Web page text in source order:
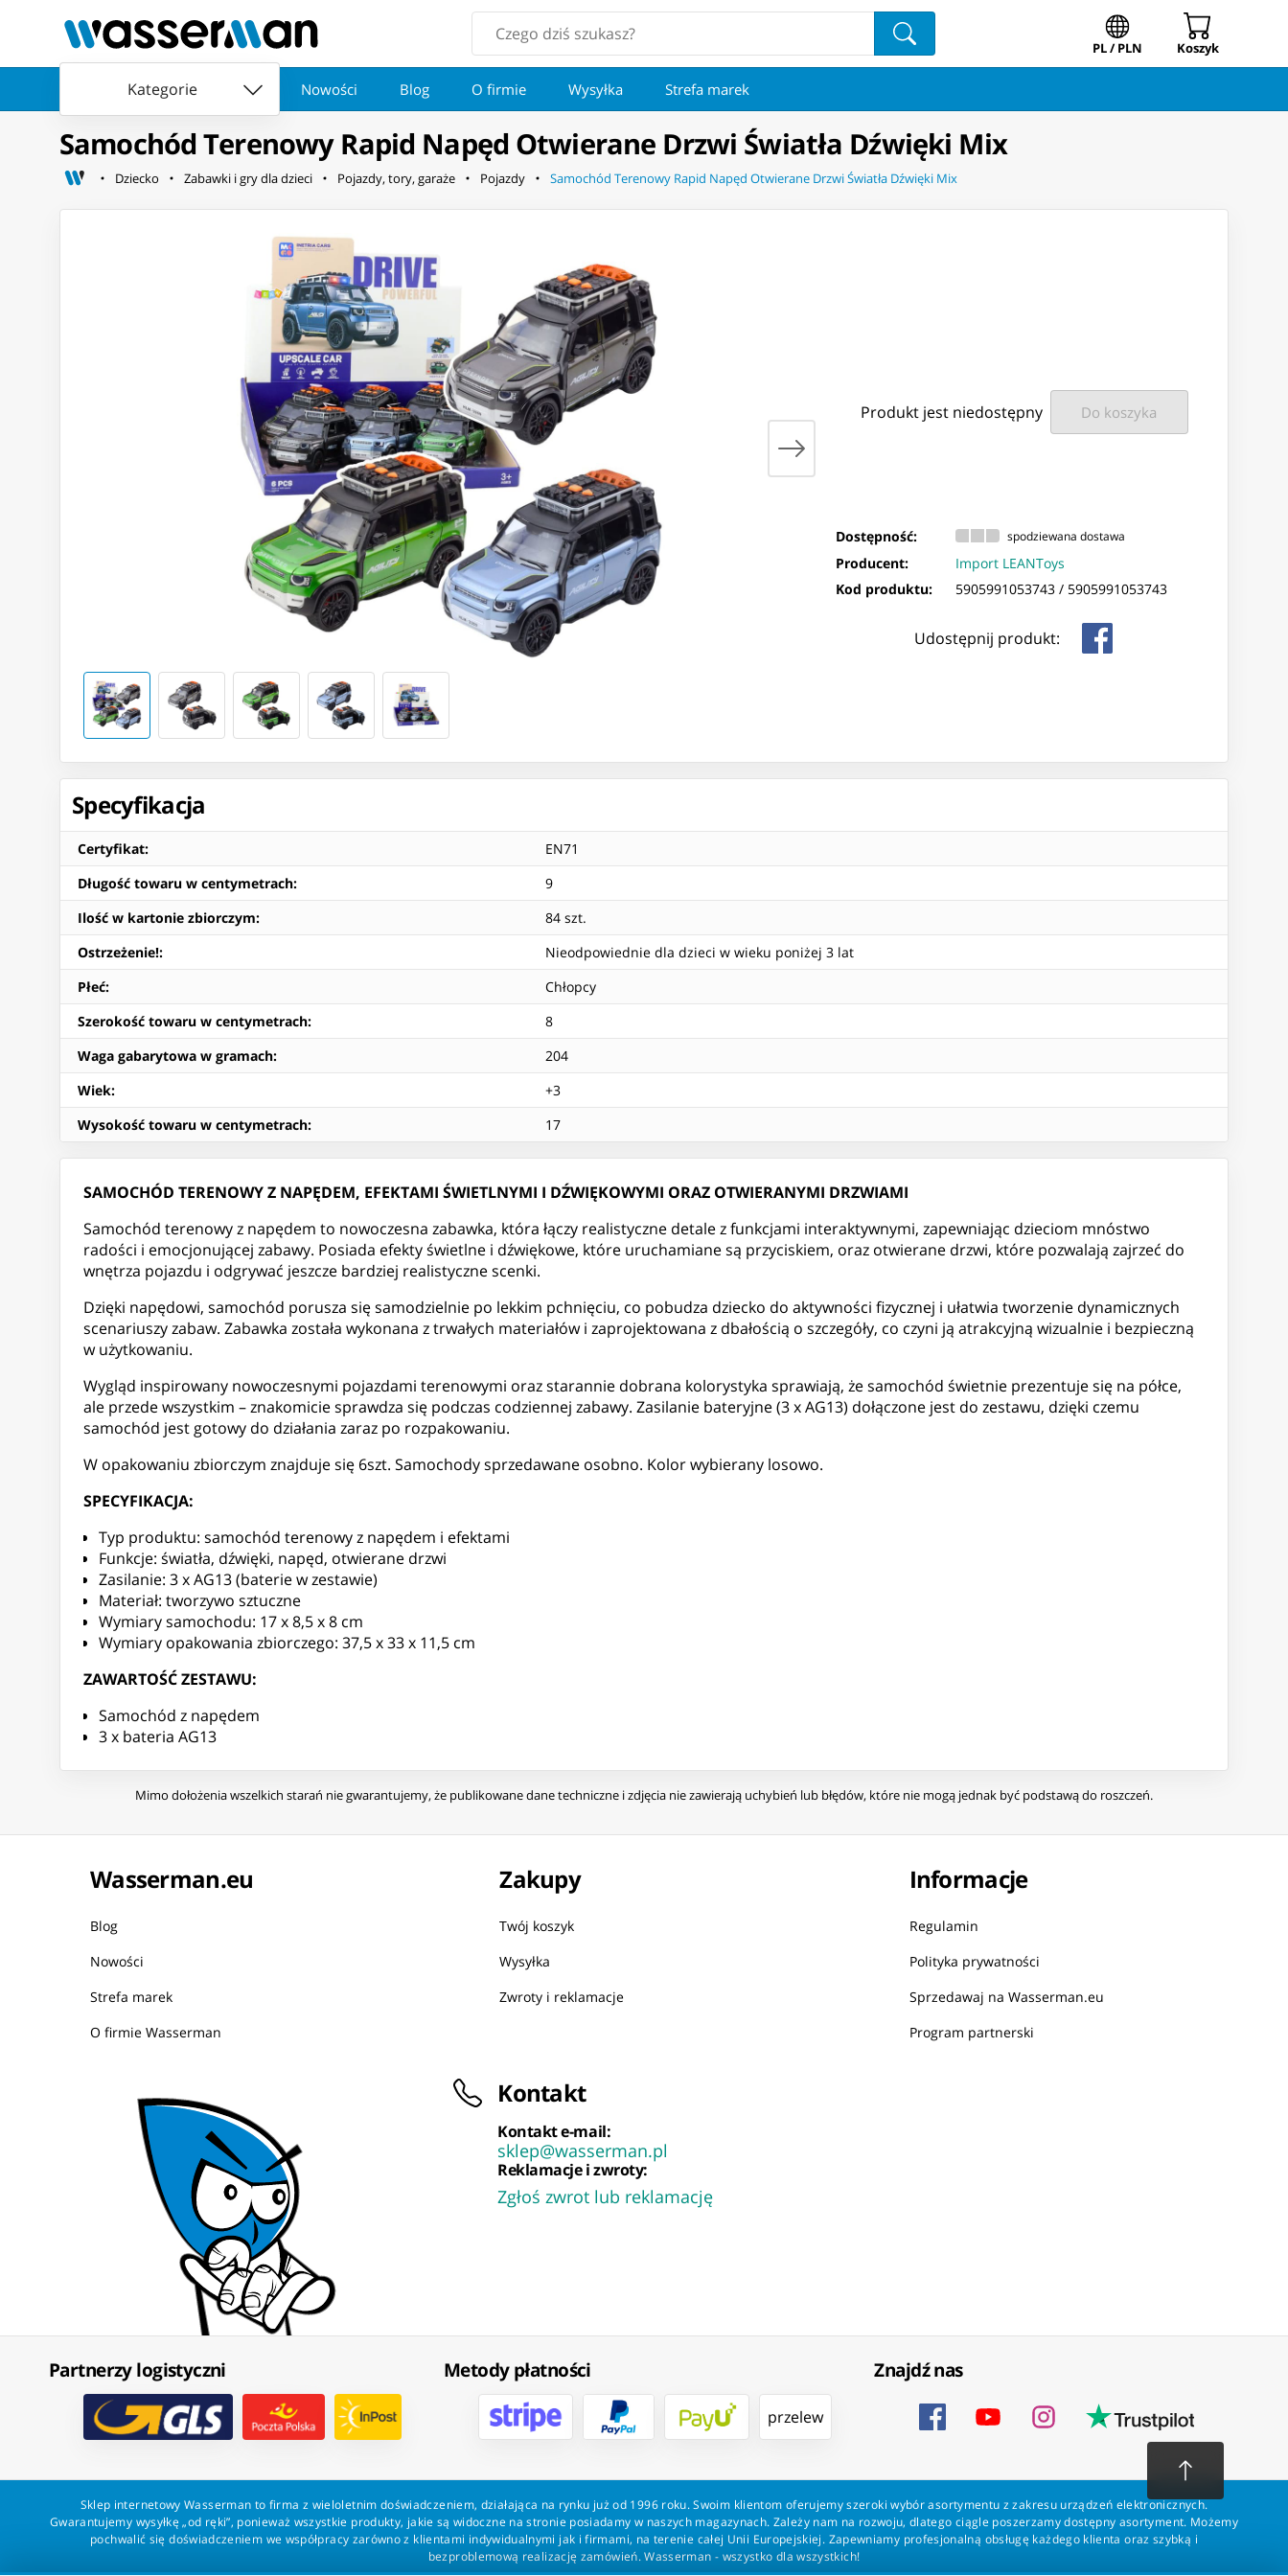
PL / PLN Koszyk
Kategorie Nowości Blog O firmie Wysyłka Strefa marek
Samochód Terenowy Rapid Napęd Otwierane Drzwi Światła Dźwięki Mix
Dziecko Zabawki i gry dla dzieci Pojazdy, tory, garaże Pojazdy Samochód Terenowy Rapid Napęd Otwierane Drzwi Światła Dźwięki Mix
Produkt jest niedostępny Do koszyka
Dostępność: spodziewana dostawa
Producent:
Import LEANToys
Kod produktu:
5905991053743 / 5905991053743
Udostępnij produkt:
Specyfikacja
Certyfikat:
EN71
Długość towaru w centymetrach:
9
Ilość w kartonie zbiorczym:
84 szt.
Ostrzeżenie!:
Nieodpowiednie dla dzieci w wieku poniżej 3 lat
Płeć:
Chłopcy
Szerokość towaru w centymetrach:
8
Waga gabarytowa w gramach:
204
Wiek:
+3
Wysokość towaru w centymetrach: 17
SAMOCHÓD TERENOWY Z NAPĘDEM, EFEKTAMI ŚWIETLNYMI I DŹWIĘKOWYMI ORAZ OTWIERANYMI DRZWIAMI
Samochód terenowy z napędem to nowoczesna zabawka, która łączy realistyczne detale z funkcjami interaktywnymi, zapewniając dzieciom mnóstwo
radości i emocjonującej zabawy. Posiada efekty świetlne i dźwiękowe, które uruchamiane są przyciskiem, oraz otwierane drzwi, które pozwalają zajrzeć do
wnętrza pojazdu i odgrywać jeszcze bardziej realistyczne scenki.
Dzięki napędowi, samochód porusza się samodzielnie po lekkim pchnięciu, co pobudza dziecko do aktywności fizycznej i ułatwia tworzenie dynamicznych
scenariuszy zabaw. Zabawka została wykonana z trwałych materiałów i zaprojektowana z dbałością o szczegóły, co czyni ją atrakcyjną wizualnie i bezpieczną
w użytkowaniu.
Wygląd inspirowany nowoczesnymi pojazdami terenowymi oraz starannie dobrana kolorystyka sprawiają, że samochód świetnie prezentuje się na półce,
ale przede wszystkim – znakomicie sprawdza się podczas codziennej zabawy. Zasilanie bateryjne (3 x AG13) dołączone jest do zestawu, dzięki czemu
samochód jest gotowy do działania zaraz po rozpakowaniu.
W opakowaniu zbiorczym znajduje się 6szt. Samochody sprzedawane osobno. Kolor wybierany losowo.
SPECYFIKACJA:
Typ produktu: samochód terenowy z napędem i efektami
Funkcje: światła, dźwięki, napęd, otwierane drzwi
Zasilanie: 3 x AG13 (baterie w zestawie)
Materiał: tworzywo sztuczne
Wymiary samochodu: 17 x 8,5 x 8 cm
Wymiary opakowania zbiorczego: 37,5 x 33 x 11,5 cm
ZAWARTOŚĆ ZESTAWU:
Samochód z napędem
3 x bateria AG13
Mimo dołożenia wszelkich starań nie gwarantujemy, że publikowane dane techniczne i zdjęcia nie zawierają uchybień lub błędów, które nie mogą jednak być podstawą do roszczeń.
Wasserman.eu
Blog
Nowości
Strefa marek
O firmie Wasserman
Zakupy
Twój koszyk
Wysyłka
Zwroty i reklamacje
Informacje
Regulamin
Polityka prywatności
Sprzedawaj na Wasserman.eu
Program partnerski
Kontakt
Kontakt e-mail:
sklep@wasserman.pl
Reklamacje i zwroty:
Zgłoś zwrot lub reklamację
Partnerzy logistyczni Metody płatności
przelew
Znajdź nas
Sklep internetowy Wasserman to firma z wieloletnim doświadczeniem, działająca na rynku już od 1996 roku. Swoim klientom oferujemy szeroki wybór asortymentu z zakresu urządzeń elektronicznych.
Gwarantujemy wysyłkę „od ręki”, ponieważ wszystkie produkty, jakie są widoczne na stronie posiadamy w naszych magazynach. Zależy nam na rozwoju, dlatego ciągle poszerzamy dostępny asortyment. Możemy
pochwalić się doświadczeniem we współpracy zarówno z klientami indywidualnymi jak i firmami, na terenie całej Unii Europejskiej. Zapewniamy profesjonalną obsługę każdego klienta oraz szybką i
bezproblemową realizację zamówień. Wasserman - wszystko dla wszystkich!